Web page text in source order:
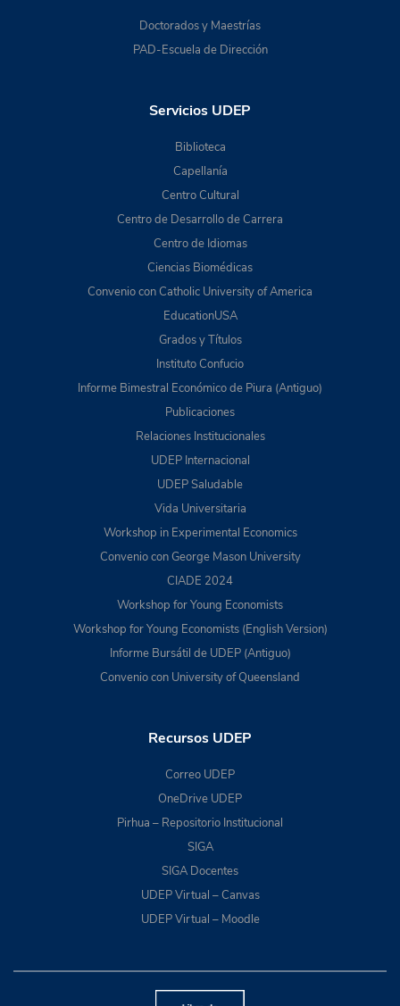
Doctorados y Maestrías
PAD-Escuela de Dirección
Servicios UDEP
Biblioteca
Capellanía
Centro Cultural
Centro de Desarrollo de Carrera
Centro de Idiomas
Ciencias Biomédicas
Convenio con Catholic University of America
EducationUSA
Grados y Títulos
Instituto Confucio
Informe Bimestral Económico de Piura (Antiguo)
Publicaciones
Relaciones Institucionales
UDEP Internacional
UDEP Saludable
Vida Universitaria
Workshop in Experimental Economics
Convenio con George Mason University
CIADE 2024
Workshop for Young Economists
Workshop for Young Economists (English Version)
Informe Bursátil de UDEP (Antiguo)
Convenio con University of Queensland
Recursos UDEP
Correo UDEP
OneDrive UDEP
Pirhua – Repositorio Institucional
SIGA
SIGA Docentes
UDEP Virtual – Canvas
UDEP Virtual – Moodle